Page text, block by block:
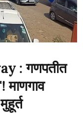
: गणपतीत
माणगाव